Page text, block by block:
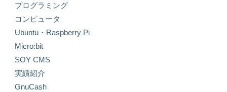
プログラミング
コンピュータ
Ubuntu・Raspberry Pi
Micro:bit
SOY CMS
実績紹介
GnuCash